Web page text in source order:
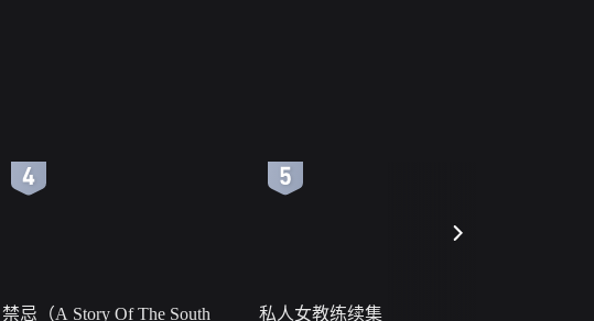
禁忌（A Story Of The South 私人女教练续集